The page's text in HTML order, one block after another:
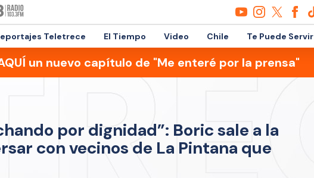
Teletrece El Tiempo Video Chile Te Puede Servir
un nuevo capítulo de "Me enteré por la prensa"
por dignidad”: Boric sale a la
con vecinos de La Pintana que